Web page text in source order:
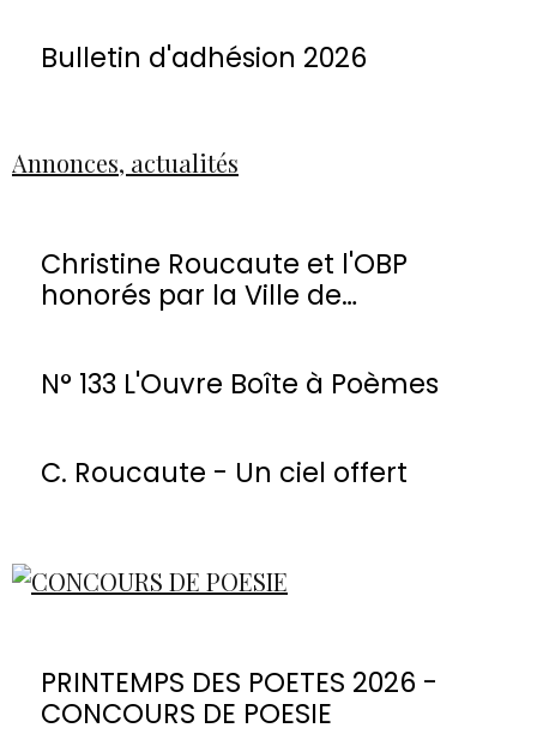
Bulletin d'adhésion 2026
Annonces, actualités
Christine Roucaute et l'OBP
honorés par la Ville de
N° 133 L'Ouvre Boîte à Poèmes
C. Roucaute - Un ciel offert
PRINTEMPS DES POETES 2026 -
CONCOURS DE POESIE